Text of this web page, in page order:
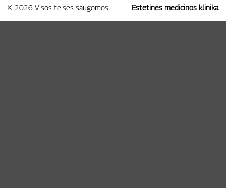
© 2026 Visos teisės saugomos Estetinės medicinos klinika